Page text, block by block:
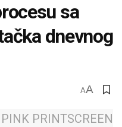
sa
dnevnog
AA